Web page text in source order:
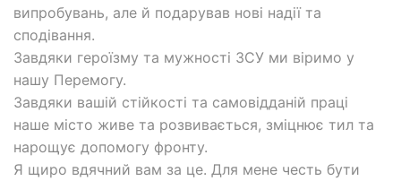
випробувань, але й подарував нові надії та
сподівання.
Завдяки героїзму та мужності ЗСУ ми віримо у
нашу Перемогу.
Завдяки вашій стійкості та самовідданій праці
наше місто живе та розвивається, зміцнює тил та
нарощує допомогу фронту.
Я щиро вдячний вам за це. Для мене честь бути